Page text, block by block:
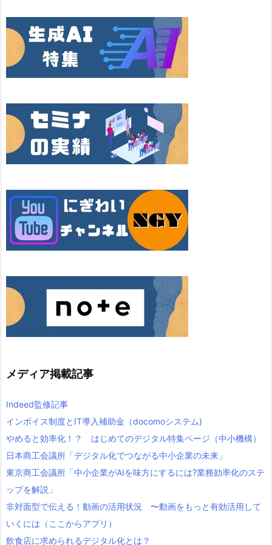
メディア掲載記事
Indeed監修記事
インボイス制度とIT導入補助金（docomoシステム)
やめると効率化！？ はじめてのデジタル特集ページ（中小機構）
日本商工会議所「デジタル化でつながる中小企業の未来」
東京商工会議所「中小企業がAIを味方にするには?業務効率化のステ
ップを解説」
非対面型で伝える！動画の活用状況 〜動画をもっと有効活用して
いくには（ここからアプリ）
飲食店に求められるデジタル化とは？